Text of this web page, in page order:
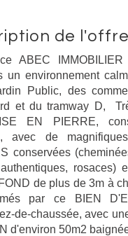
de l'offre
ABEC
un environnement
Public, des
et du tramway D,
EN PIERRE,
avec de magnifiques
conservées
rosaces)
de plus de 3m à
par ce BIEN
de-chaussée, avec
d'environ 50m2